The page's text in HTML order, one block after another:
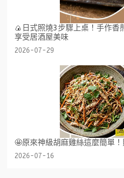
🍙日式照燒3步驟上桌！手作香
享受居酒屋美味
2026-07-29
🤩原來神級胡麻雞絲這麼簡單
2026-07-16